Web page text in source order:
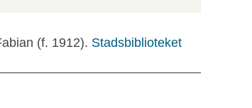
(f. 1912). Stadsbiblioteket